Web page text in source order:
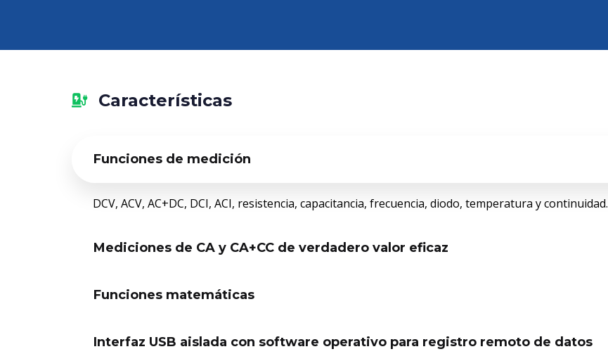
Características
Funciones de medición
DCV, ACV, AC+DC, DCI, ACI, resistencia, capacitancia, frecuencia, diodo, temperatura y continuidad.
Mediciones de CA y CA+CC de verdadero valor eficaz
Funciones matemáticas
Interfaz USB aislada con software operativo para registro remoto de datos